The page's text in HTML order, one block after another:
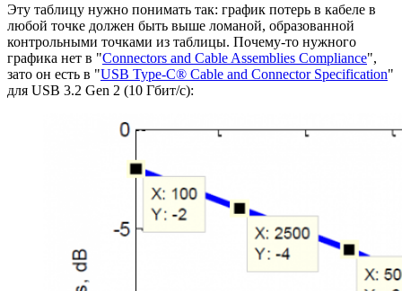
Эту таблицу нужно понимать так: график потерь в кабеле в
любой точке должен быть выше ломаной, образованной
контрольными точками из таблицы. Почему-то нужного
графика нет в "Connectors and Cable Assemblies Compliance",
зато он есть в "USB Type-C® Cable and Connector Specification"
для USB 3.2 Gen 2 (10 Гбит/с):